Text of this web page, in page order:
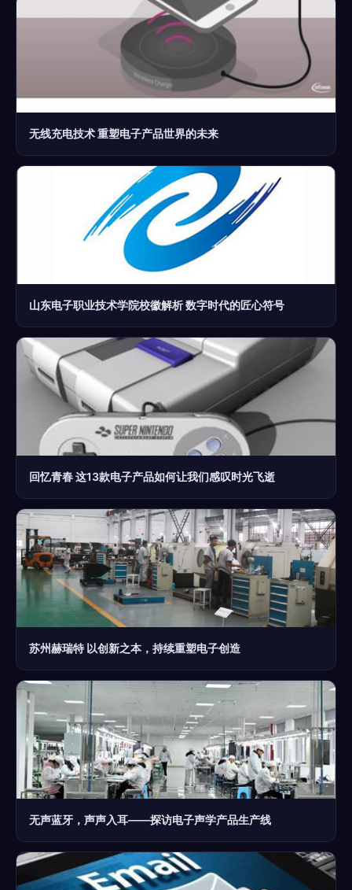
无线充电技术 重塑电子产品世界的未来
山东电子职业技术学院校徽解析 数字时代的匠心符号
回忆青春 这13款电子产品如何让我们感叹时光飞逝
苏州赫瑞特 以创新之本，持续重塑电子创造
无声蓝牙，声声入耳——探访电子声学产品生产线